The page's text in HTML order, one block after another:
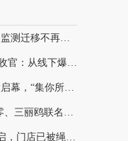
再以中断为代价
满看见玩家的真实期待
解锁未来数字娱乐体验
联名款全平台爆单
店已被绳匠挤满